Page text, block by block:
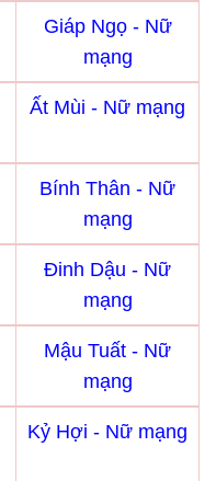
Giáp Ngọ - Nữ
mạng
Ất Mùi - Nữ mạng
Bính Thân - Nữ
mạng
Đinh Dậu - Nữ
mạng
Mậu Tuất - Nữ
mạng
Kỷ Hợi - Nữ mạng